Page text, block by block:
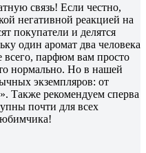
связь! Если честно,
негативной реакцией на
покупатели и делятся
один аромат два человека
всего, парфюм вам просто
нормально. Но в нашей
экземпляров: от
Также рекомендуем сперва
почти для всех